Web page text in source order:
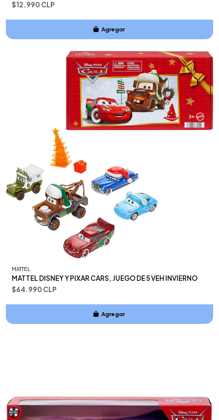
$12.990 CLP
Agregar
MATTEL
MATTEL DISNEY Y PIXAR CARS, JUEGO DE 5 VEH INVIERNO
$64.990 CLP
Agregar